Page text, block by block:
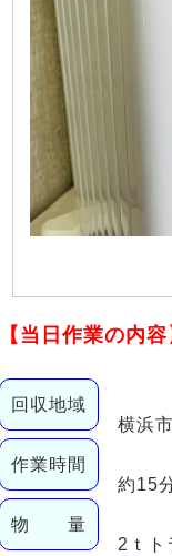
【当日作業の内容
回収地域
横浜
作業時間
約
物 量
2ｔ